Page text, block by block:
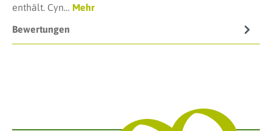
enthält. Cyn… Mehr
Bewertungen